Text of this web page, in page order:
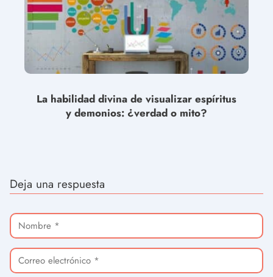
La habilidad divina de visualizar espíritus
y demonios: ¿verdad o mito?
Deja una respuesta